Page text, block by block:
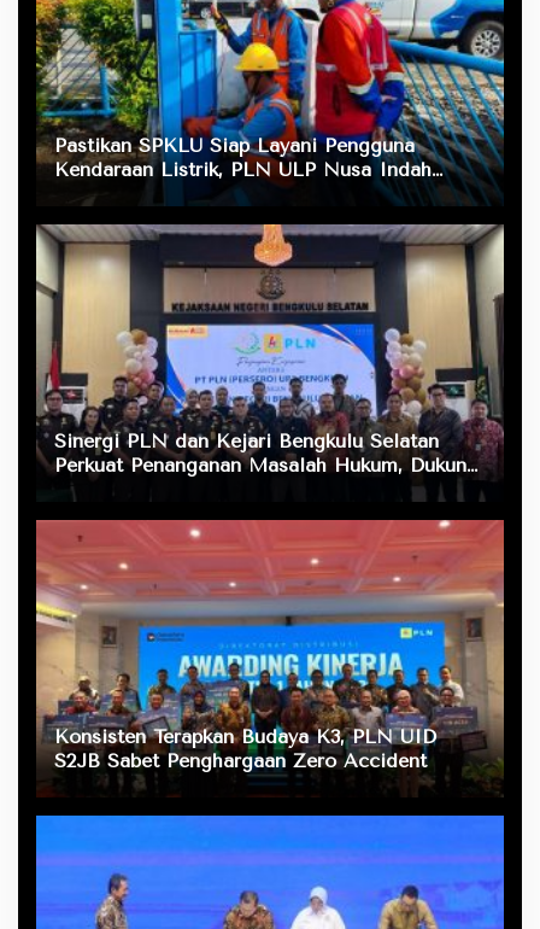
Pastikan SPKLU Siap Layani Pengguna
Kendaraan Listrik, PLN ULP Nusa Indah
Lakukan Pengecekan Fasilitas Pengisian Daya
Sinergi PLN dan Kejari Bengkulu Selatan
Perkuat Penanganan Masalah Hukum, Dukung
Layanan Listrik bagi Masyarakat
Konsisten Terapkan Budaya K3, PLN UID
S2JB Sabet Penghargaan Zero Accident